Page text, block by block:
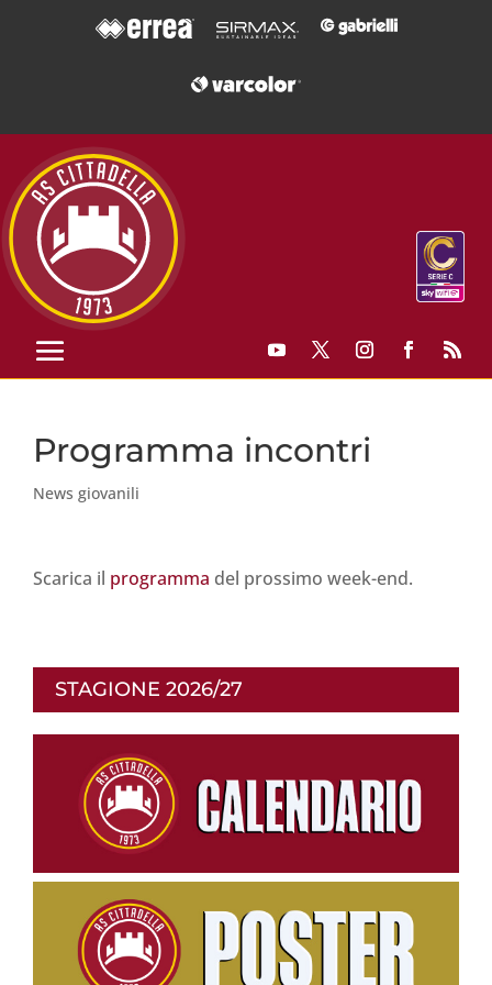
Programma incontri
News giovanili
Scarica il programma del prossimo week-end.
STAGIONE 2026/27